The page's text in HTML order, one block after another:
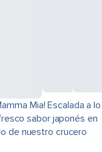
Mia! Escalada a lo
sabor japonés en
de nuestro crucero